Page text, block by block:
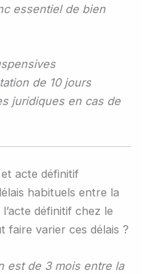
essentiel de bien
de 10 jours
juridiques en cas de
acte définitif
habituels entre la
définitif chez le
faire varier ces délais ?
est de 3 mois entre la